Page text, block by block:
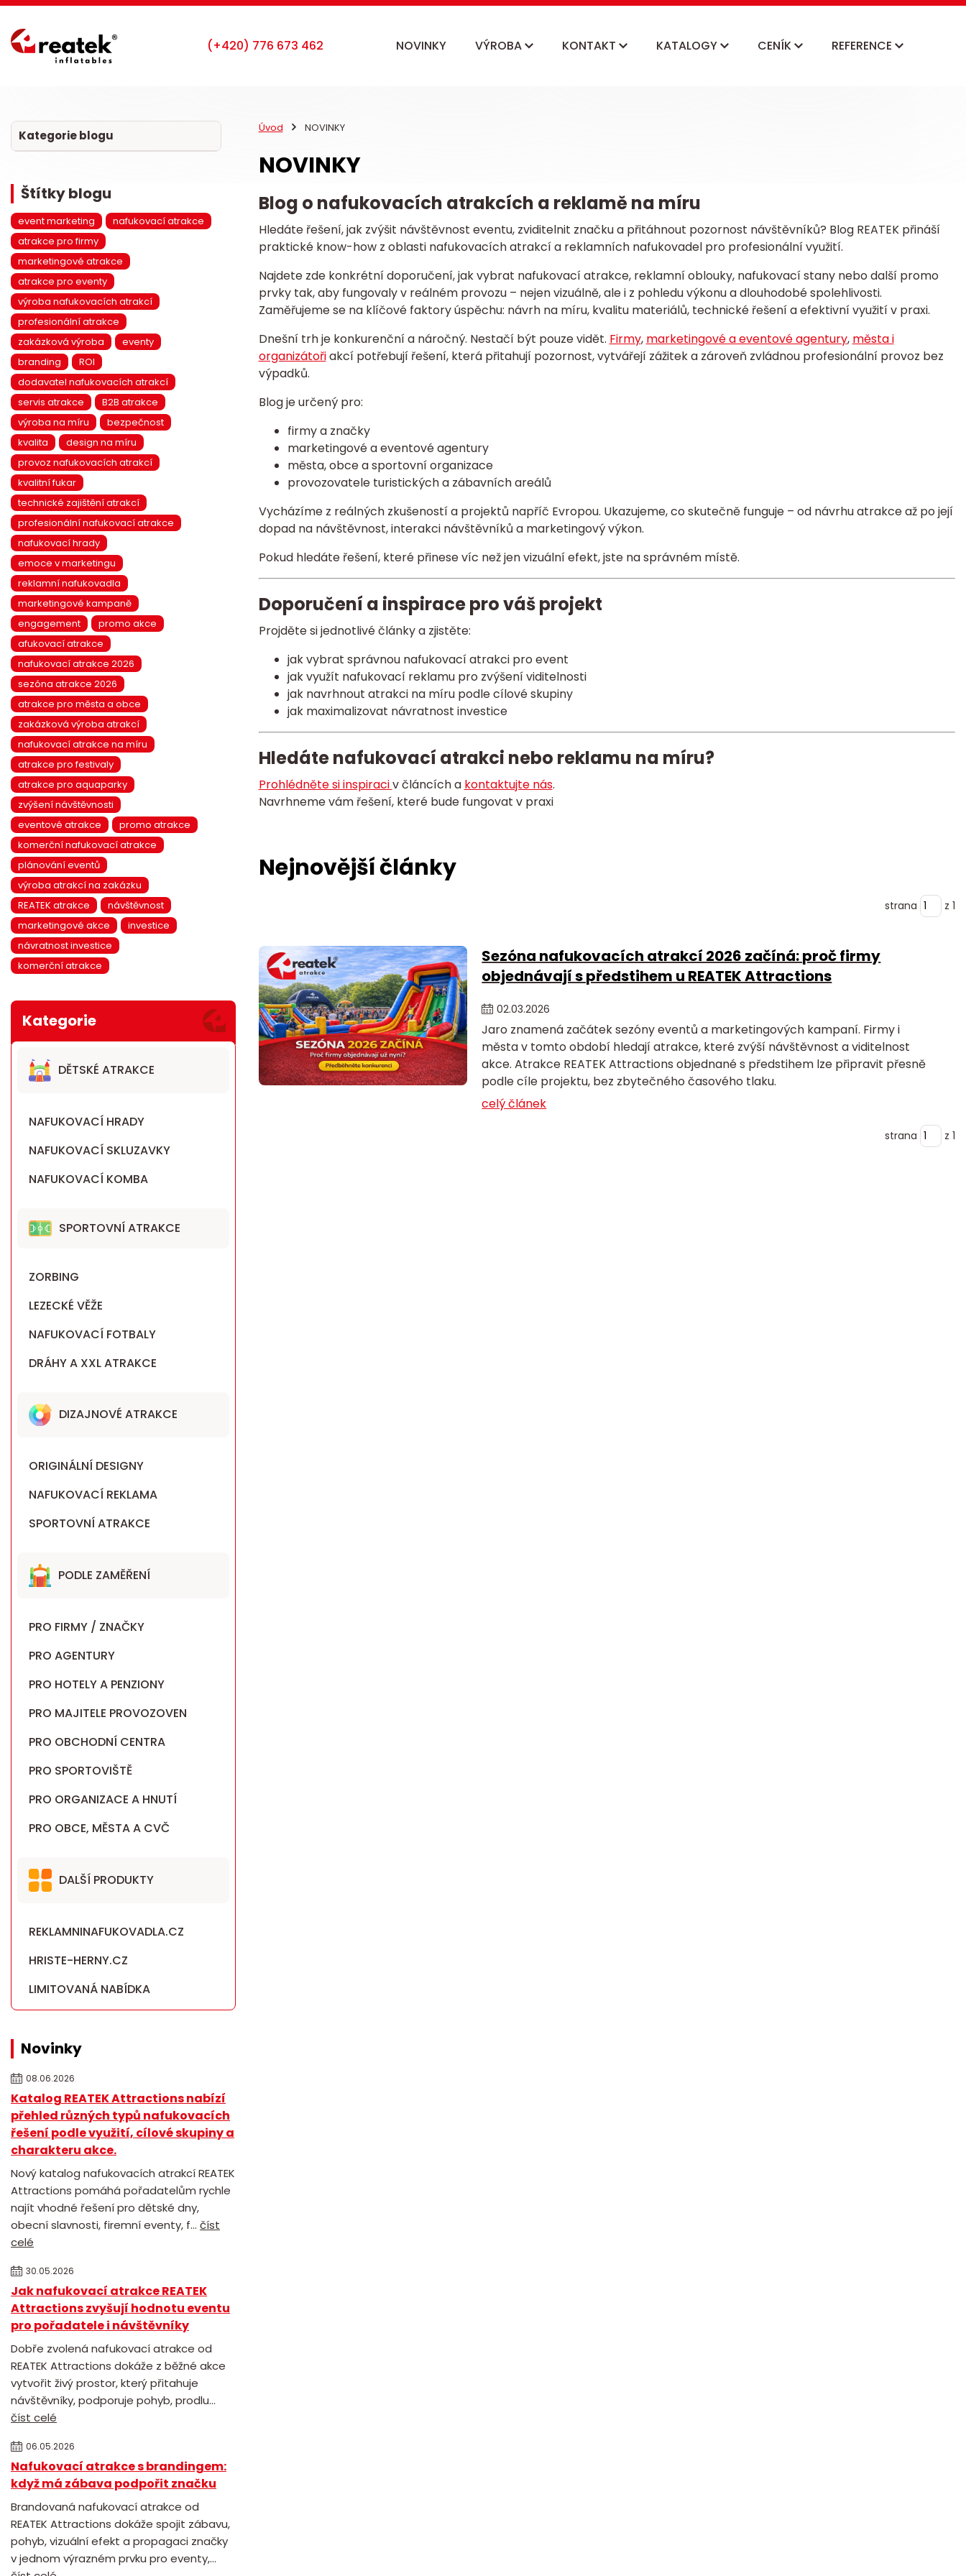
NOVINKY VÝROBA KONTAKT KATALOGY CENÍK REFERENCE
Kategorie blogu
Štítky blogu
event marketing
nafukovací atrakce
atrakce pro firmy
marketingové atrakce
atrakce pro eventy
výroba nafukovacích atrakcí
profesionální atrakce
zakázková výroba
eventy
branding
ROI
dodavatel nafukovacích atrakcí
servis atrakce
B2B atrakce
výroba na míru
bezpečnost
kvalita
design na míru
provoz nafukovacích atrakcí
kvalitní fukar
technické zajištění atrakcí
profesionální nafukovací atrakce
nafukovací hrady
emoce v marketingu
reklamní nafukovadla
marketingové kampaně
engagement
promo akce
afukovací atrakce
nafukovací atrakce 2026
sezóna atrakce 2026
atrakce pro města a obce
zakázková výroba atrakcí
nafukovací atrakce na míru
atrakce pro festivaly
atrakce pro aquaparky
zvýšení návštěvnosti
eventové atrakce
promo atrakce
komerční nafukovací atrakce
plánování eventů
výroba atrakcí na zakázku
REATEK atrakce
návštěvnost
marketingové akce
investice
návratnost investice
komerční atrakce
DĚTSKÉ ATRAKCE
NAFUKOVACÍ HRADY
NAFUKOVACÍ SKLUZAVKY
NAFUKOVACÍ KOMBA
SPORTOVNÍ ATRAKCE
ZORBING
LEZECKÉ VĚŽE
NAFUKOVACÍ FOTBALY
DRÁHY A XXL ATRAKCE
DIZAJNOVÉ ATRAKCE
ORIGINÁLNÍ DESIGNY
NAFUKOVACÍ REKLAMA
SPORTOVNÍ ATRAKCE
PODLE ZAMĚŘENÍ
PRO FIRMY / ZNAČKY
PRO AGENTURY
PRO HOTELY A PENZIONY
PRO MAJITELE PROVOZOVEN
PRO OBCHODNÍ CENTRA
PRO SPORTOVIŠTĚ
PRO ORGANIZACE A HNUTÍ
PRO OBCE, MĚSTA A CVČ
DALŠÍ PRODUKTY
REKLAMNINAFUKOVADLA.CZ
HRISTE-HERNY.CZ
LIMITOVANÁ NABÍDKA
Novinky
08.06.2026
Katalog REATEK Attractions nabízí
přehled různých typů nafukovacích
řešení podle využití, cílové skupiny a
charakteru akce.
Nový katalog nafukovacích atrakcí REATEK
Attractions pomáhá pořadatelům rychle
najít vhodné řešení pro dětské dny,
obecní slavnosti, firemní eventy, f... číst
celé
30.05.2026
Jak nafukovací atrakce REATEK
Attractions zvyšují hodnotu eventu
pro pořadatele i návštěvníky
Dobře zvolená nafukovací atrakce od
REATEK Attractions dokáže z běžné akce
vytvořit živý prostor, který přitahuje
návštěvníky, podporuje pohyb, prodlu...
číst celé
06.05.2026
Nafukovací atrakce s brandingem:
když má zábava podpořit značku
Brandovaná nafukovací atrakce od
REATEK Attractions dokáže spojit zábavu,
pohyb, vizuální efekt a propagaci značky
v jednom výrazném prvku pro eventy,...
Úvod NOVINKY
NOVINKY
Blog o nafukovacích atrakcích a reklamě na míru
Hledáte řešení, jak zvýšit návštěvnost eventu, zviditelnit značku a přitáhnout pozornost návštěvníků? Blog REATEK přináší
praktické know-how z oblasti nafukovacích atrakcí a reklamních nafukovadel pro profesionální využití.
Najdete zde konkrétní doporučení, jak vybrat nafukovací atrakce, reklamní oblouky, nafukovací stany nebo další promo
prvky tak, aby fungovaly v reálném provozu – nejen vizuálně, ale i z pohledu výkonu a dlouhodobé spolehlivosti.
Zaměřujeme se na klíčové faktory úspěchu: návrh na míru, kvalitu materiálů, technické řešení a efektivní využití v praxi.
Dnešní trh je konkurenční a náročný. Nestačí být pouze vidět. Firmy, marketingové a eventové agentury, města i
organizátořiakcí potřebují řešení, která přitahují pozornost, vytvářejí zážitek a zároveň zvládnou profesionální provoz bez
výpadků.
Blog je určený pro:
firmy a značky
marketingové a eventové agentury
města, obce a sportovní organizace
provozovatele turistických a zábavních areálů
Vycházíme z reálných zkušeností a projektů napříč Evropou. Ukazujeme, co skutečně funguje – od návrhu atrakce až po její
dopad na návštěvnost, interakci návštěvníků a marketingový výkon.
Pokud hledáte řešení, které přinese víc než jen vizuální efekt, jste na správném místě.
Doporučení a inspirace pro váš projekt
Projděte si jednotlivé články a zjistěte:
jak vybrat správnou nafukovací atrakci pro event
jak využít nafukovací reklamu pro zvýšení viditelnosti
jak navrhnout atrakci na míru podle cílové skupiny
jak maximalizovat návratnost investice
Hledáte nafukovací atrakci nebo reklamu na míru?
Prohlédněte si inspiraciv článcích a kontaktujte nás.
Navrhneme vám řešení, které bude fungovat v praxi
Nejnovější články
strana z 1
Sezóna nafukovacích atrakcí 2026 začíná: proč firmy
objednávají s předstihem u REATEK Attractions
02.03.2026
Jaro znamená začátek sezóny eventů a marketingových kampaní. Firmy i
města v tomto období hledají atrakce, které zvýší návštěvnost a viditelnost
akce. Atrakce REATEK Attractions objednané s předstihem lze připravit přesně
podle cíle projektu, bez zbytečného časového tlaku.
celý článek
strana z 1